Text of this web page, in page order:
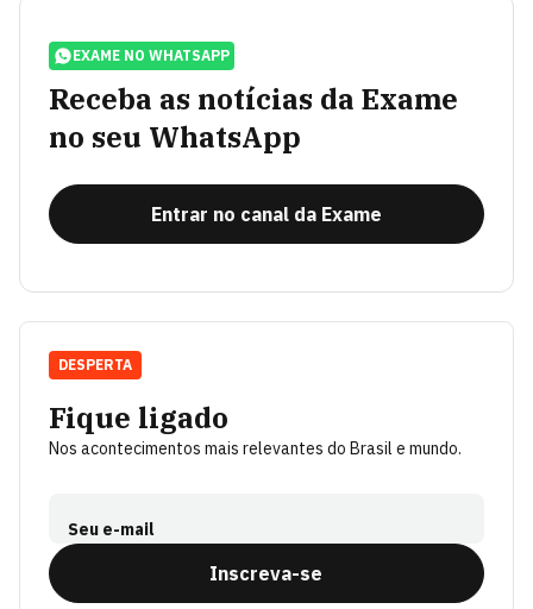
EXAME NO WHATSAPP
Receba as notícias da Exame
no seu WhatsApp
Entrar no canal da Exame
Fique ligado
Nos acontecimentos mais relevantes do Brasil e mundo.
Seu e-mail
Inscreva-se
DESPERTA